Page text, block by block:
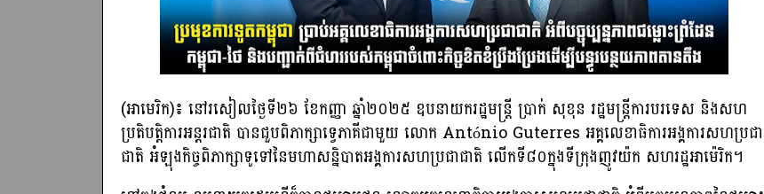
(អាមេរិក)៖ នៅរសៀលថ្ងៃទី២៦ ខែកញ្ញា ឆ្នាំ២០២៥ ឧបនាយករដ្ឋមន្ត្រី ប្រាក់ សុខុន រដ្ឋមន្ត្រីការបរទេស និងសហ
ប្រតិបត្តិការអន្តរជាតិ បានជួបពិភាក្សាទ្វេភាគីជាមួយ លោក António Guterres អគ្គលេខាធិការអង្គការសហប្រជា
ជាតិ អំឡុងកិច្ចពិភាក្សាទូទៅនៃមហាសន្និបាតអង្គការសហប្រជាជាតិ លើកទី៨០ក្នុងទីក្រុងញូវយ៉ក សហរដ្ឋអាម៉េរិក។